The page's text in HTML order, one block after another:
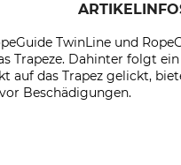
TwinLine und
Trapeze. Dahinter folgt
auf das Trapez gelickt,
Beschädigungen.